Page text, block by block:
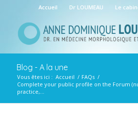
Accueil Dr LOUMEAU Le
Blog - A la une
Vous êtes ici : Accueil / FAQs /
Complete your public profile on the Forum
practice,...